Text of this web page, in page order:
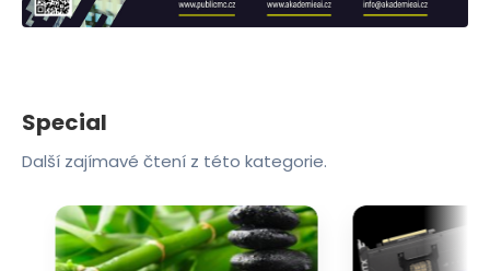
Special
Další zajímavé čtení z této kategorie.